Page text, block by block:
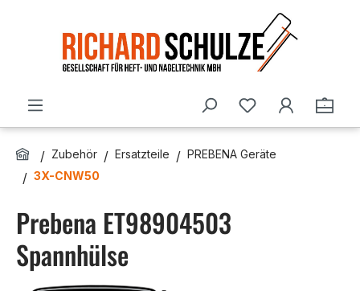
Du hast 0
Zubehör Ersatzteile
PREBENA Geräte
3X-CNW50
Prebena ET98904503
Spannhülse